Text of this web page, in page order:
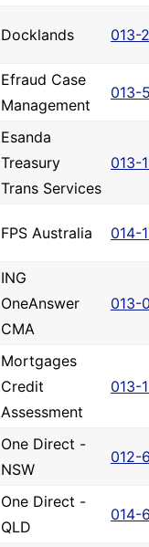
Docklands 013-
Efraud Case
Management
013-
Esanda
Treasury
Trans Services
013-
FPS Australia 014-
ING
OneAnswer
CMA
013-
Mortgages
Credit
Assessment
013-
One Direct -
NSW
012-
One Direct -
QLD
014-